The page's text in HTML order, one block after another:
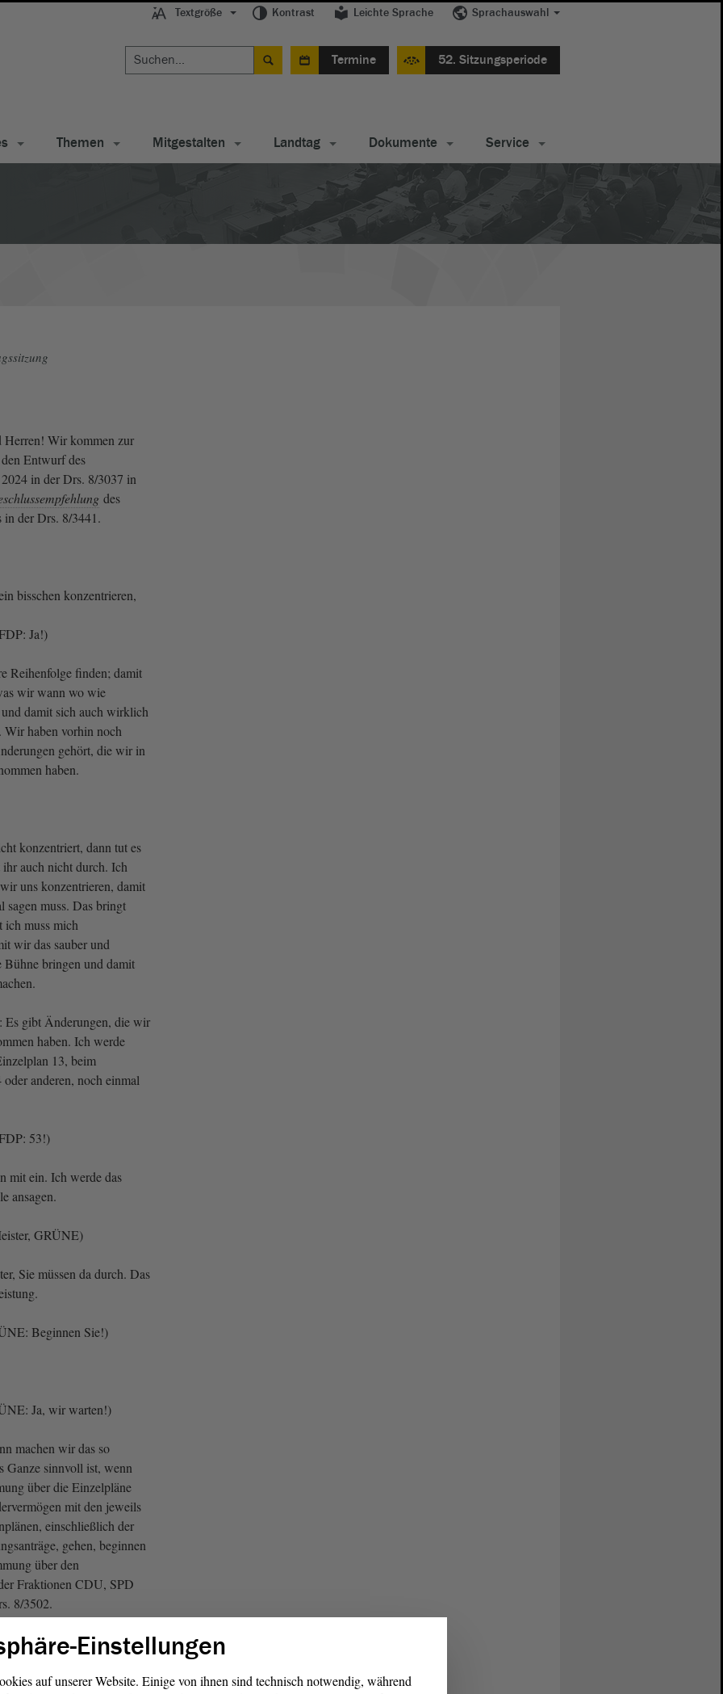
Textgröße Kontrast Leichte Sprache Sprachauswahl
Termine 52. Sitzungsperiode
Themen Mitgestalten Landtag Dokumente Service
Herren! Wir kommen zur
Entwurf des
2024 in der Drs. 8/3037 in
des
in der Drs. 8/3441.
bisschen konzentrieren,
Ja!)
Reihenfolge finden; damit
wir wann wo wie
damit sich auch wirklich
Wir haben vorhin noch
gehört, die wir in
haben.
konzentriert, dann tut es
auch nicht durch. Ich
uns konzentrieren, damit
sagen muss. Das bringt
ich muss mich
wir das sauber und
Bühne bringen und damit
Es gibt Änderungen, die wir
haben. Ich werde
13, beim
anderen, noch einmal
53!)
mit ein. Ich werde das
ansagen.
GRÜNE)
Sie müssen da durch. Das
Beginnen Sie!)
Ja, wir warten!)
machen wir das so
Ganze sinnvoll ist, wenn
über die Einzelpläne
mit den jeweils
einschließlich der
gehen, beginnen
über den
Fraktionen CDU, SPD
8/3502.
zu der Abstimmung über
2024 in der
erwähnt, ggf.
Einstellungen
auf unserer Website. Einige von ihnen sind technisch notwendig, während